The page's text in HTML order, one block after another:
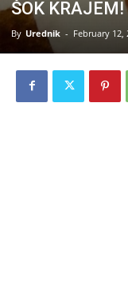
ŠOK KRAJEM!
By Urednik - February 12,